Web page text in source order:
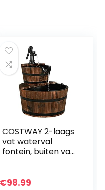
COSTWAY 2-laags
vat waterval
fontein, buiten vat
rustieke massief
€98.99